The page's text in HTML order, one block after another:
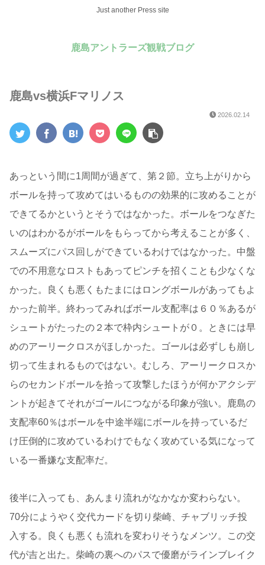
Just another Press site
鹿島アントラーズ観戦ブログ
鹿島vs横浜Fマリノス
2026.02.14
あっという間に1周間が過ぎて、第２節。立ち上がりから
ボールを持って攻めてはいるものの効果的に攻めることが
できてるかというとそうではなかった。ボールをつなぎた
いのはわかるがボールをもらってから考えることが多く、
スムーズにパス回しができているわけではなかった。中盤
での不用意なロストもあってピンチを招くことも少なくな
かった。良くも悪くもたまにはロングボールがあってもよ
かった前半。終わってみればボール支配率は６０％あるが
シュートがたったの２本で枠内シュートが０。ときには早
めのアーリークロスがほしかった。ゴールは必ずしも崩し
切って生まれるものではない。むしろ、アーリークロスか
らのセカンドボールを拾って攻撃したほうが何かアクシデ
ントが起きてそれがゴールにつながる印象が強い。鹿島の
支配率60％はボールを中途半端にボールを持っているだ
け圧倒的に攻めているわけでもなく攻めている気になって
いる一番嫌な支配率だ。
後半に入っても、あんまり流れがなかなか変わらない。
70分にようやく交代カードを切り柴崎、チャブリッチ投
入する。良くも悪くも流れを変わりそうなメンツ。この交
代が吉と出た。柴崎の裏へのパスで優磨がラインブレイク